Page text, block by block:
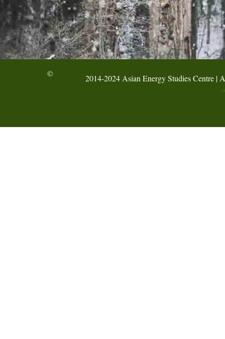
2014-2024 Asian Energy Studies Centre |
©